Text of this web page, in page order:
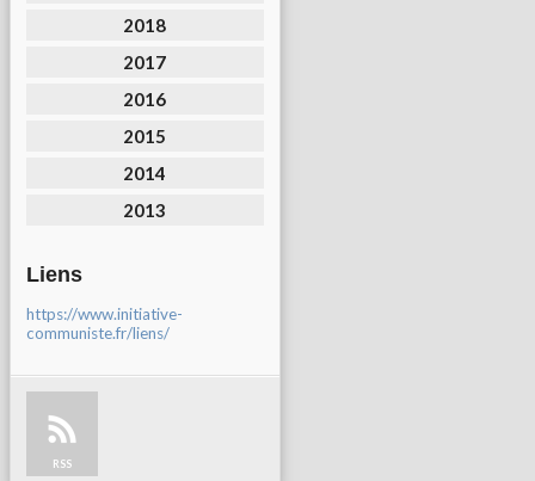
2018
2017
2016
2015
2014
2013
Liens
https://www.initiative-
communiste.fr/liens/
RSS